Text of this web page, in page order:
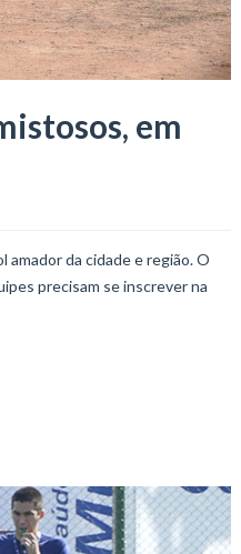
em
amador da cidade e região. O
precisam se inscrever na